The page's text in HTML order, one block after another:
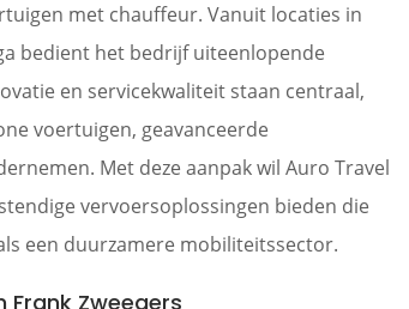
met chauffeur. Vanuit locaties in
bedient het bedrijf uiteenlopende
en servicekwaliteit staan centraal,
voertuigen, geavanceerde
Met deze aanpak wil Auro Travel
vervoersoplossingen bieden die
een duurzamere mobiliteitssector.
Frank Zweegers